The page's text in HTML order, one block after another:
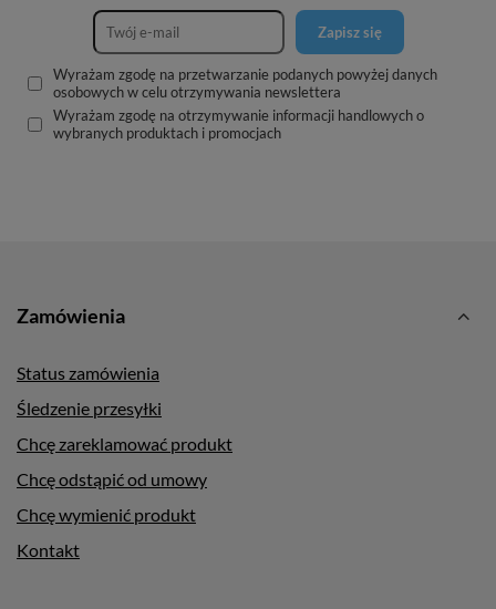
Zapisz się
Wyrażam zgodę na przetwarzanie podanych powyżej danych
osobowych w celu otrzymywania newslettera
Wyrażam zgodę na otrzymywanie informacji handlowych o
wybranych produktach i promocjach
Zamówienia
Status zamówienia
Śledzenie przesyłki
Chcę zareklamować produkt
Chcę odstąpić od umowy
Chcę wymienić produkt
Kontakt